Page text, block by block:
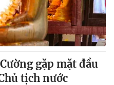
nếu không có sự chấp
VTV.vn khi phát hành lại
gặp mặt đầu
tịch nước